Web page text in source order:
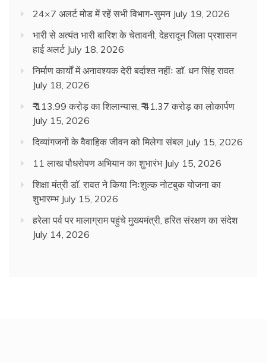
24×7 अलर्ट मोड में रहें सभी विभाग-सुमन July 19, 2026
भारी से अत्यंत भारी बारिश के चेतावनी, देहरादून जिला प्रशासन
हाई अलर्ट July 18, 2026
निर्माण कार्यों में अनावश्यक देरी बर्दाश्त नहींः डाॅ. धन सिंह रावत
July 18, 2026
₹ 113.99 करोड़ का शिलान्यास, ₹ 41.37 करोड़ का लोकार्पण
July 15, 2026
दिव्यांगजनों के वैवाहिक जीवन को मिलेगा संबल July 15, 2026
11 लाख पौधरोपण अभियान का शुभारंभ July 15, 2026
शिक्षा मंत्री डाॅ. रावत ने किया निःशुल्क नोटबुक योजना का
शुभारम्भ July 15, 2026
हरेला पर्व पर मालाग्राम पहुंचे मुख्यमंत्री, हरित संरक्षण का संदेश
July 14, 2026